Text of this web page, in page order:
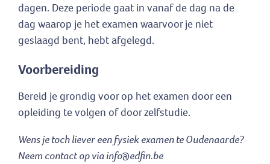
dagen. Deze periode gaat in vanaf de dag na de
dag waarop je het examen waarvoor je niet
geslaagd bent, hebt afgelegd.
Voorbereiding
Bereid je grondig voor op het examen door een
opleiding te volgen of door zelfstudie.
Wens je toch liever een fysiek examen te Oudenaarde?
Neem contact op via info@edfin.be